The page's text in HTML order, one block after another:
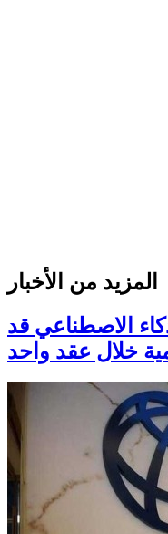
المزيد من الأخبار
الاصطناعي قد
خلال عقد واحد